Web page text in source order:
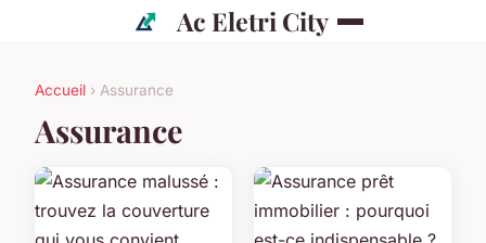
Ac Eletri City
Accueil › Assurance
Assurance